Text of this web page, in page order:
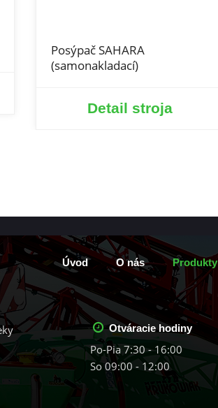
Posýpač SAHARA
(samonakladací)
Detail stroja
Úvod O nás Produkty
Otváracie hodiny
Po-Pia 7:30 - 16:00
So 09:00 - 12:00